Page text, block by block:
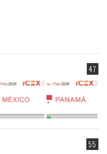
47
55